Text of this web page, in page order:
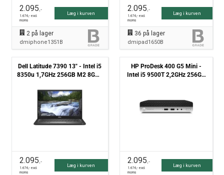
2.095,-
1.676,- excl.
moms
Læg i kurven
2på lager
dmiphone1351B
2.095,-
1.676,- excl.
moms
Læg i kurven
36 på lager
dmipad1650B
Dell Latitude 7390 13" - Intel i5
8350u 1,7GHz 256GB M2 8GB -
2.095,-
1.676,- excl.
moms
Læg i kurven
HP ProDesk 400 G5 Mini -
Intel i5 9500T 2,2GHz 256GB
2.095,-
1.676,- excl.
moms
Læg i kurven